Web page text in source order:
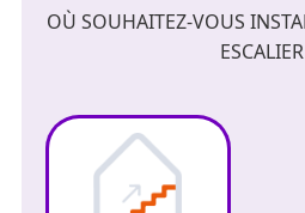
OÙ SOUHAITEZ-VOUS